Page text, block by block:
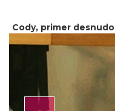
Cody, primer